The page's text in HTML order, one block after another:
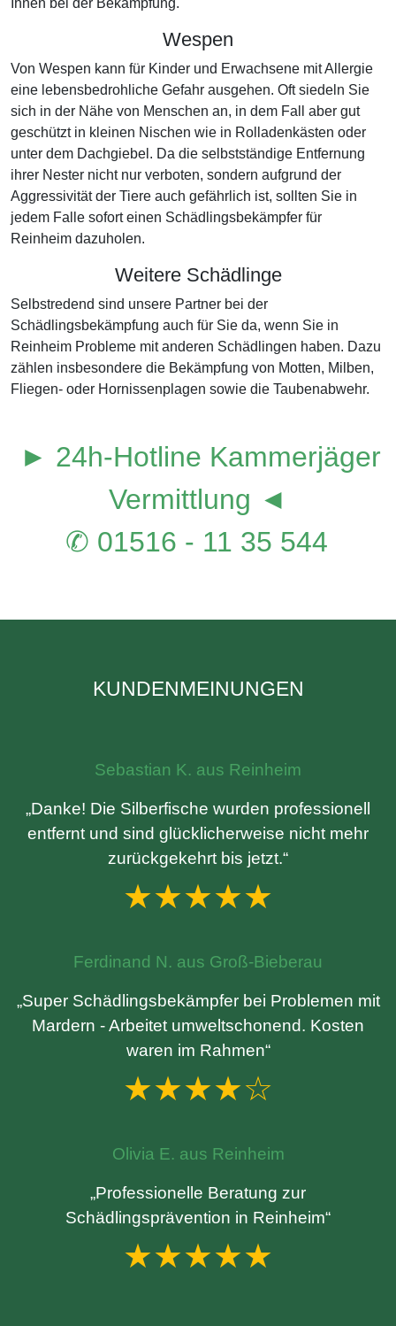
Ihnen bei der Bekämpfung.
Wespen
Von Wespen kann für Kinder und Erwachsene mit Allergie
eine lebensbedrohliche Gefahr ausgehen. Oft siedeln Sie
sich in der Nähe von Menschen an, in dem Fall aber gut
geschützt in kleinen Nischen wie in Rolladenkästen oder
unter dem Dachgiebel. Da die selbstständige Entfernung
ihrer Nester nicht nur verboten, sondern aufgrund der
Aggressivität der Tiere auch gefährlich ist, sollten Sie in
jedem Falle sofort einen Schädlingsbekämpfer für
Reinheim dazuholen.
Weitere Schädlinge
Selbstredend sind unsere Partner bei der
Schädlingsbekämpfung auch für Sie da, wenn Sie in
Reinheim Probleme mit anderen Schädlingen haben. Dazu
zählen insbesondere die Bekämpfung von Motten, Milben,
Fliegen- oder Hornissenplagen sowie die Taubenabwehr.
► 24h-Hotline Kammerjäger
Vermittlung ◄
✆ 01516 - 11 35 544
KUNDENMEINUNGEN
Sebastian K. aus Reinheim
„Danke! Die Silberfische wurden professionell
entfernt und sind glücklicherweise nicht mehr
zurückgekehrt bis jetzt.“
★★★★★
Ferdinand N. aus Groß-Bieberau
„Super Schädlingsbekämpfer bei Problemen mit
Mardern - Arbeitet umweltschonend. Kosten
waren im Rahmen“
★★★★☆
Olivia E. aus Reinheim
„Professionelle Beratung zur
Schädlingsprävention in Reinheim“
★★★★★